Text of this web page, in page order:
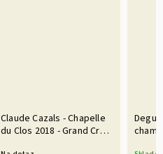
Claude Cazals - Chapelle
du Clos 2018 - Grand Cru -